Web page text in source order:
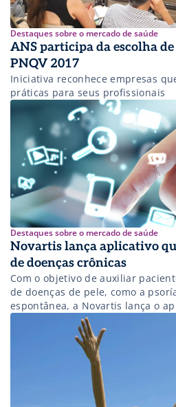
Destaques sobre o mercado de saúde
ANS participa da escolha
PNQV 2017
Iniciativa reconhece empresas
práticas para seus profissionais
Destaques sobre o mercado de saúde
Novartis lança aplicativo
de doenças crônicas
Com o objetivo de auxiliar
de doenças de pele, como a
espontânea, a Novartis lança o